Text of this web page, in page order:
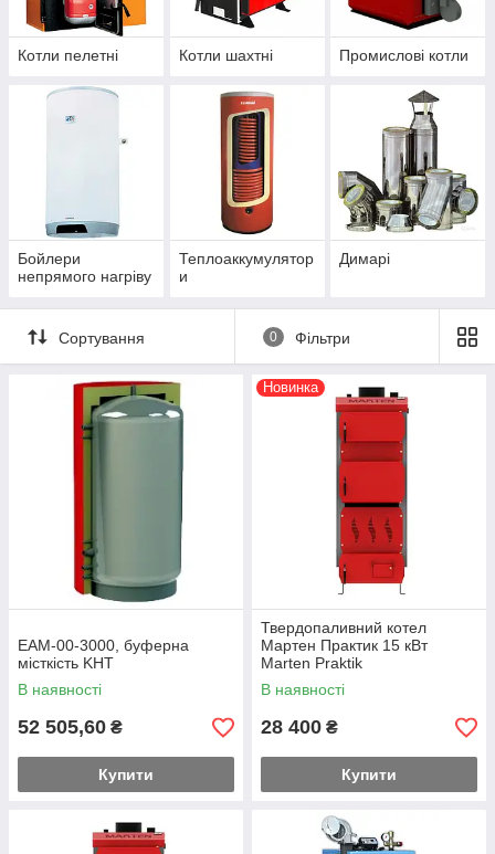
Котли пелетні Котли шахтні Промислові котли
Бойлери
непрямого нагріву
Теплоаккумулятор
и
Димарі
Сортування 0 Фільтри
EAM-00-3000, буферна
місткість KHT
В наявності
52 505,60 ₴
Купити
Новинка
Твердопаливний котел
Мартен Практик 15 кВт
Marten Praktik
В наявності
28 400 ₴
Купити